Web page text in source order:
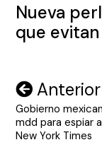
Nueva
que
Navegación
de
entradas
Anterior
Gobierno
mdd para espiar
New York Times